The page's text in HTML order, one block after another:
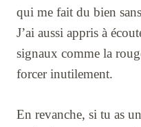
qui me fait du bien
J’ai aussi appris à
signaux comme la
forcer inutilement.
En revanche, si tu as